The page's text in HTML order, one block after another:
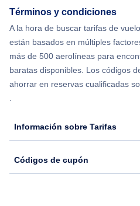
Términos y condiciones
A la hora de buscar tarifas de
están basados en múltiples
más de 500 aerolíneas para
baratas disponibles. Los códigos
ahorrar en reservas cualificadas
.
Información sobre Tarifas
Códigos de cupón